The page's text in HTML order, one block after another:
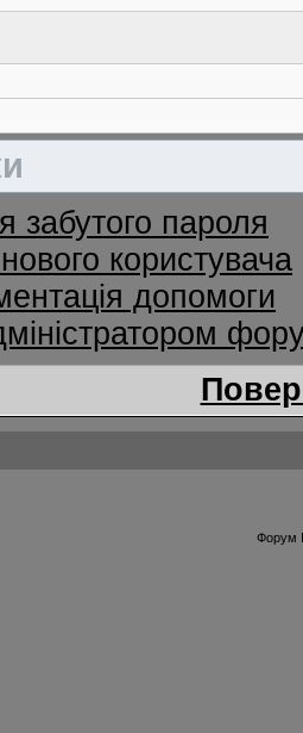
забутого пароля
користувача
допомоги
Форум